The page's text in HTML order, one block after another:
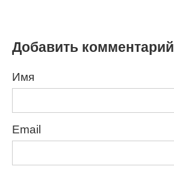
Добавить комментарий
Имя
Email